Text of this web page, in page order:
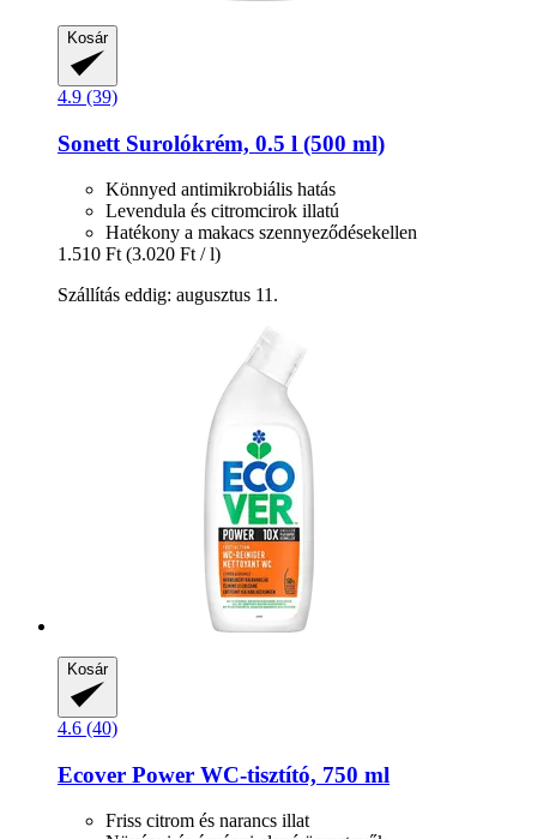
Kosár
4.9 (39)
Sonett Surolókrém, 0.5 l (500 ml)
Könnyed antimikrobiális hatás
Levendula és citromcirok illatú
Hatékony a makacs szennyeződésekellen
1.510 Ft (3.020 Ft / l)
Szállítás eddig: augusztus 11.
Kosár
4.6 (40)
Ecover Power WC-​tisztító, 750 ml
Friss citrom és narancs illat